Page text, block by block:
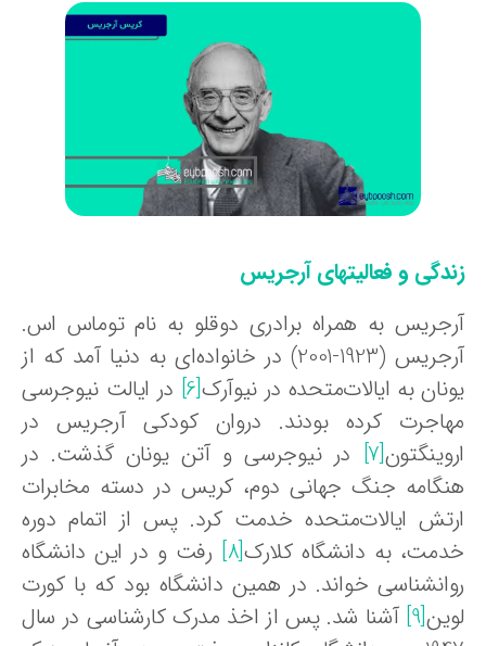
و فعالیتهای آرجریس
به همراه برادری دوقلو به نام توماس اس.
آرجریس (1923-2001) در خانواده‌ای به دنیا آمد که از
به ایالات‌متحده در نیوآرک[6] در ایالت نیوجرسی
کرده بودند. دروان کودکی آرجریس در
[7] در نیوجرسی و آتن یونان گذشت. در
جنگ جهانی دوم، کریس در دسته مخابرات
ایالات‌متحده خدمت کرد. پس از اتمام دوره
به دانشگاه کلارک[8] رفت و در این دانشگاه
خواند. در همین دانشگاه بود که با کورت
[9] آشنا شد. پس از اخذ مدرک کارشناسی در سال